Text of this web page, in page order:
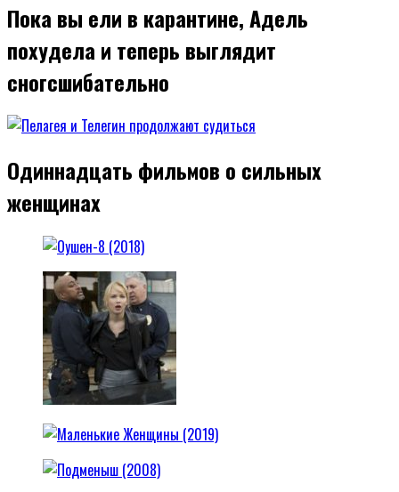
Пока вы ели в карантине, Адель
похудела и теперь выглядит
сногсшибательно
Одиннадцать фильмов о сильных
женщинах